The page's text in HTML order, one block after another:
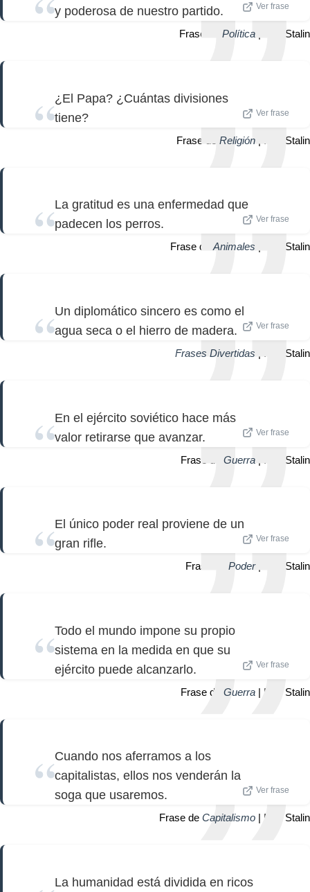
y poderosa de nuestro partido.
Ver frase
Frase de Política | Iósif Stalin
¿El Papa? ¿Cuántas divisiones
tiene?
Ver frase
Frase de Religión | Iósif Stalin
La gratitud es una enfermedad que
padecen los perros.
Ver frase
Frase de Animales | Iósif Stalin
Un diplomático sincero es como el
agua seca o el hierro de madera.
Ver frase
Frases Divertidas | Iósif Stalin
En el ejército soviético hace más
valor retirarse que avanzar.
Ver frase
Frase de Guerra | Iósif Stalin
El único poder real proviene de un
gran rifle.
Ver frase
Frase de Poder| Iósif Stalin
Todo el mundo impone su propio
sistema en la medida en que su
ejército puede alcanzarlo.
Ver frase
Frase de Guerra | Iósif Stalin
Cuando nos aferramos a los
capitalistas, ellos nos venderán la
soga que usaremos.
Ver frase
Frase de Capitalismo | Iósif Stalin
La humanidad está dividida en ricos